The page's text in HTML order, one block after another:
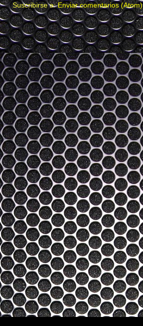
Suscribirse a:Enviar comentarios (Atom)